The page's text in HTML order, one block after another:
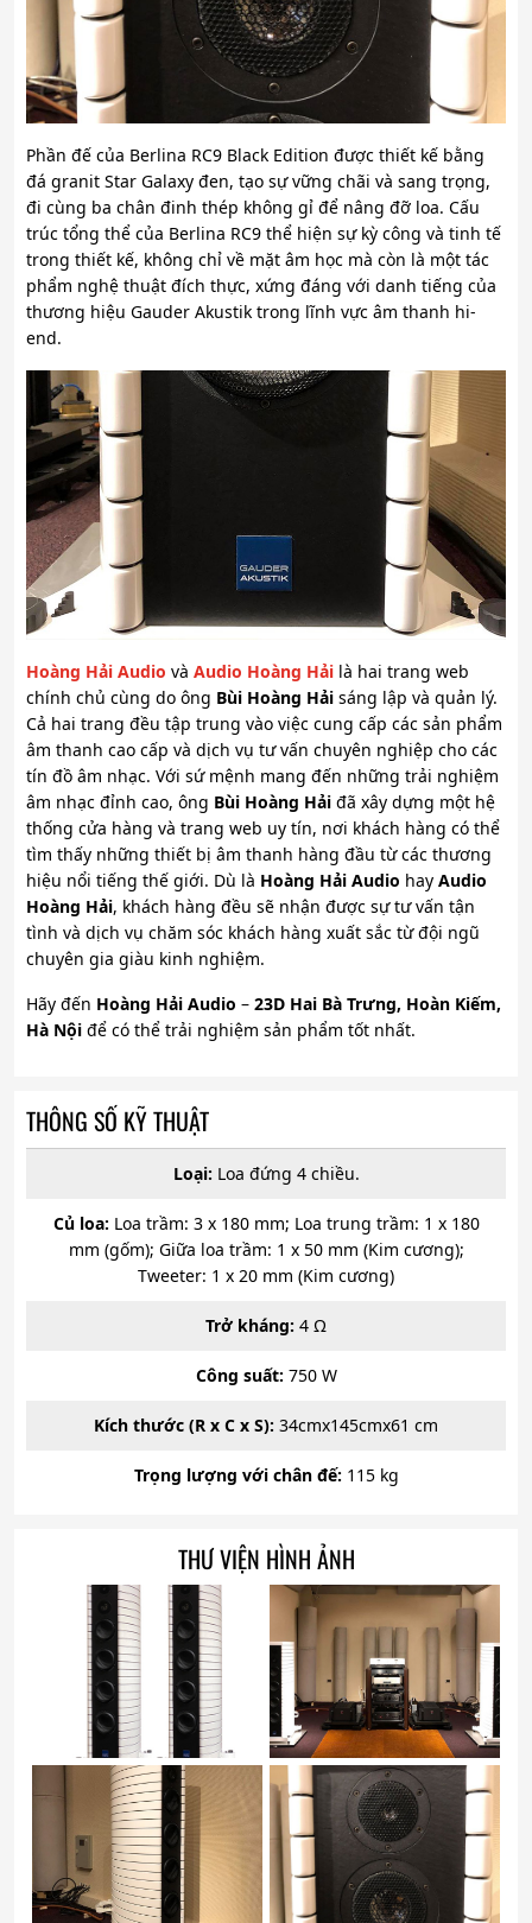
Phần đế của Berlina RC9 Black Edition được thiết kế bằng
đá granit Star Galaxy đen, tạo sự vững chãi và sang trọng,
đi cùng ba chân đinh thép không gỉ để nâng đỡ loa. Cấu
trúc tổng thể của Berlina RC9 thể hiện sự kỳ công và tinh tế
trong thiết kế, không chỉ về mặt âm học mà còn là một tác
phẩm nghệ thuật đích thực, xứng đáng với danh tiếng của
thương hiệu Gauder Akustik trong lĩnh vực âm thanh hi-
end.
Hoàng Hải Audio và Audio Hoàng Hải là hai trang web
chính chủ cùng do ông Bùi Hoàng Hải sáng lập và quản lý.
Cả hai trang đều tập trung vào việc cung cấp các sản phẩm
âm thanh cao cấp và dịch vụ tư vấn chuyên nghiệp cho các
tín đồ âm nhạc. Với sứ mệnh mang đến những trải nghiệm
âm nhạc đỉnh cao, ông Bùi Hoàng Hải đã xây dựng một hệ
thống cửa hàng và trang web uy tín, nơi khách hàng có thể
tìm thấy những thiết bị âm thanh hàng đầu từ các thương
hiệu nổi tiếng thế giới. Dù là Hoàng Hải Audio hay Audio
Hoàng Hải, khách hàng đều sẽ nhận được sự tư vấn tận
tình và dịch vụ chăm sóc khách hàng xuất sắc từ đội ngũ
chuyên gia giàu kinh nghiệm.
Hãy đến Hoàng Hải Audio – 23D Hai Bà Trưng, Hoàn Kiếm,
Hà Nội để có thể trải nghiệm sản phẩm tốt nhất.
THÔNG SỐ KỸ THUẬT
Loại: Loa đứng 4 chiều.
Củ loa: Loa trầm: 3 x 180 mm; Loa trung trầm: 1 x 180
mm (gốm); Giữa loa trầm: 1 x 50 mm (Kim cương);
Tweeter: 1 x 20 mm (Kim cương)
Trở kháng: 4 Ω
Công suất: 750 W
Kích thước (R x C x S): 34cmx145cmx61 cm
Trọng lượng với chân đế: 115 kg
THƯ VIỆN HÌNH ẢNH